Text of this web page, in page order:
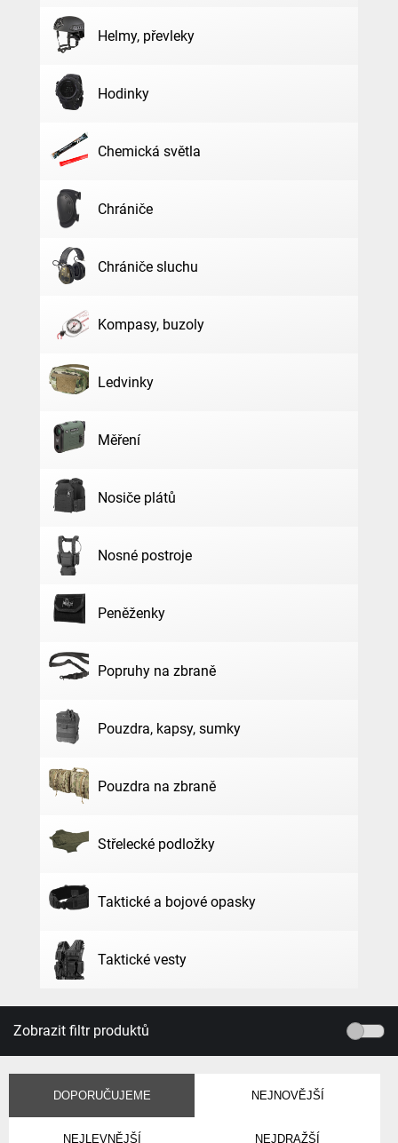
Helmy, převleky
Hodinky
Chemická světla
Chrániče
Chrániče sluchu
Kompasy, buzoly
Ledvinky
Měření
Nosiče plátů
Nosné postroje
Peněženky
Popruhy na zbraně
Pouzdra, kapsy, sumky
Pouzdra na zbraně
Střelecké podložky
Taktické a bojové opasky
Taktické vesty
Zobrazit filtr produktů
DOPORUČUJEME NEJNOVĚJŠÍ
NEJLEVNĚJŠÍ NEJDRAŽŠÍ